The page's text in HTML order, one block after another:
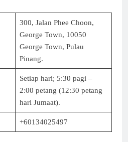
300, Jalan Phee Choon,
George Town, 10050
George Town, Pulau
Pinang.
Setiap hari; 5:30 pagi –
2:00 petang (12:30 petang
hari Jumaat).
+60134025497